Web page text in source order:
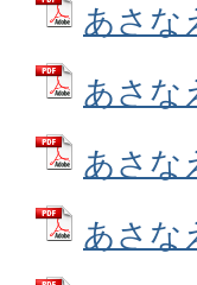
あさな
あさな
あさな
あさな